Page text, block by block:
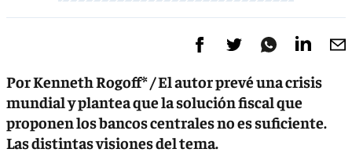
Por Kenneth Rogoff* / El autor prevé una crisis
mundial y plantea que la solución fiscal que
proponen los bancos centrales no es suficiente.
Las distintas visiones del tema.